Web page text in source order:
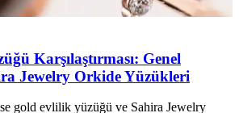
Karşılaştırması: Genel
Jewelry Orkide Yüzükleri
gold evlilik yüzüğü ve Sahira Jewelry